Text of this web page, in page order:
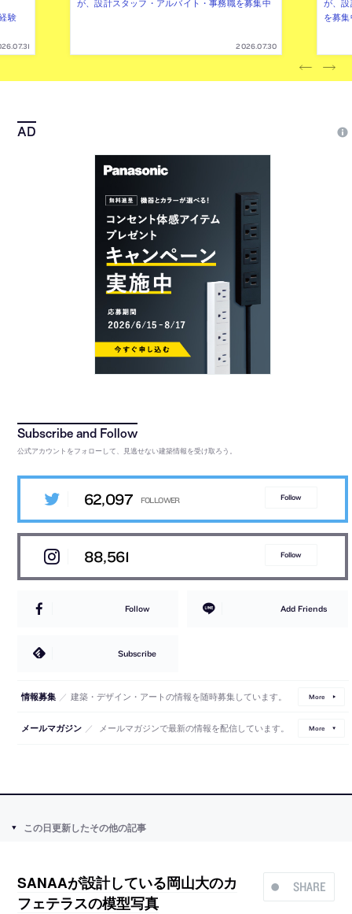
験
2026.07.30
を募
公式アカウントをフォローして、見逃せない建築情報を受け取ろう。
62,097 Follow
88,561 Follow
Follow Add Friends
Subscribe
情報募集 ／ 建築・デザイン・アートの情報を随時募集しています。 More
メールマガジン ／ メールマガジンで最新の情報を配信しています。 More
この日更新したその他の記事
SHARE
SANAAが設計している岡山大のカ
フェテラスの模型写真